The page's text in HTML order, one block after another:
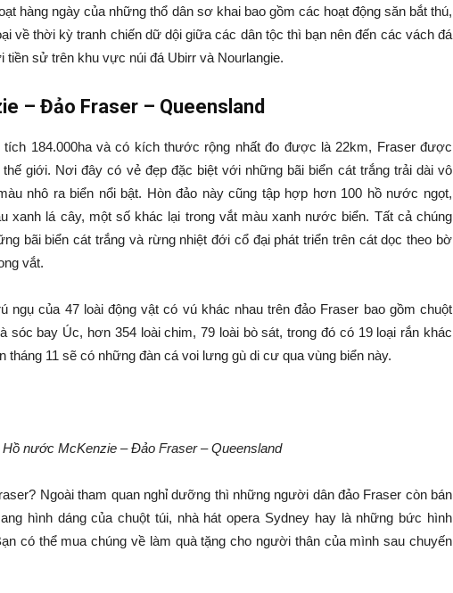
hàng ngày của những thổ dân sơ khai bao gồm các hoạt động săn bắt thú,
về thời kỳ tranh chiến dữ dội giữa các dân tộc thì bạn nên đến các vách đá
tiền sử trên khu vực núi đá Ubirr và Nourlangie.
– Đảo Fraser – Queensland
184.000ha và có kích thước rộng nhất đo được là 22km, Fraser được
giới. Nơi đây có vẻ đẹp đặc biệt với những bãi biển cát trắng trải dài vô
nhô ra biển nổi bật. Hòn đảo này cũng tập hợp hơn 100 hồ nước ngọt,
xanh lá cây, một số khác lại trong vắt màu xanh nước biển. Tất cả chúng
bãi biển cát trắng và rừng nhiệt đới cổ đại phát triển trên cát dọc theo bờ
vắt.
ngụ của 47 loài động vật có vú khác nhau trên đảo Fraser bao gồm chuột
sóc bay Úc, hơn 354 loài chim, 79 loài bò sát, trong đó có 19 loại rắn khác
tháng 11 sẽ có những đàn cá voi lưng gù di cư qua vùng biển này.
Hồ nước McKenzie – Đảo Fraser – Queensland
Ngoài tham quan nghỉ dưỡng thì những người dân đảo Fraser còn bán
hình dáng của chuột túi, nhà hát opera Sydney hay là những bức hình
có thể mua chúng về làm quà tặng cho người thân của mình sau chuyến